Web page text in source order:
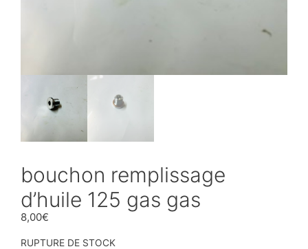
bouchon remplissage
d’huile 125 gas gas
8,00€
RUPTURE DE STOCK